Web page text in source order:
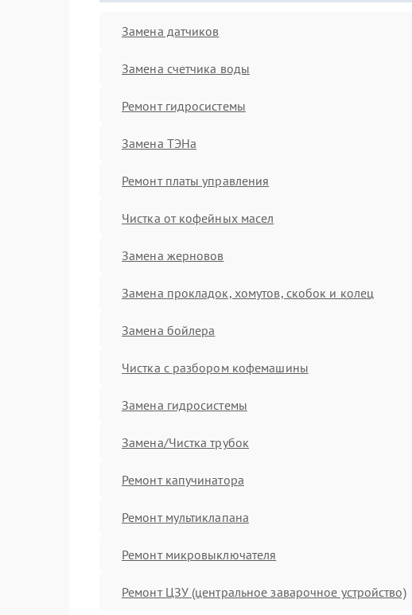
Замена датчиков
Замена счетчика воды
Ремонт гидросистемы
Замена ТЭНа
Ремонт платы управления
Чистка от кофейных масел
Замена жерновов
Замена прокладок, хомутов, скобок и колец
Замена бойлера
Чистка с разбором кофемашины
Замена гидросистемы
Замена/Чистка трубок
Ремонт капучинатора
Ремонт мультиклапана
Ремонт микровыключателя
Ремонт ЦЗУ (центральное заварочное устройство)